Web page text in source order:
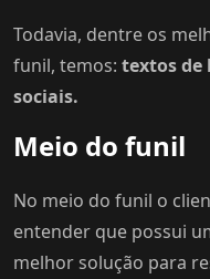
Todavia, dentre os
funil, temos: textos de
sociais.
Meio do funil
No meio do funil o
entender que possui
melhor solução para